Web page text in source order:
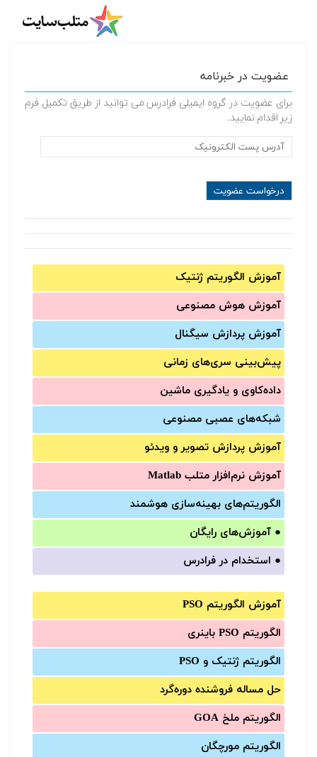
عضویت در خبرنامه
برای عضویت در گروه ایمیلی فرادرس می توانید از طریق تکمیل فرم
زیر اقدام نمایید.
آموزش الگوریتم ژنتیک
آموزش‌ هوش مصنوعی
آموزش‌ پردازش سیگنال
پیش‌‌بینی سری‌‌های زمانی
داده‌کاوی و یادگیری ماشین
شبکه‌های عصبی مصنوعی
آموزش‌ پردازش تصویر و ویدئو
آموزش‌ نرم‌افزار متلب Matlab
الگوریتم‌های بهینه‌سازی هوشمند
● آموزش‌های رایگان
● استخدام در فرادرس
آموزش الگوریتم PSO
الگوریتم PSO باینری
الگوریتم ژنتیک و PSO
حل مساله فروشنده دوره‌گرد
الگوریتم ملخ GOA
الگوریتم مورچگان